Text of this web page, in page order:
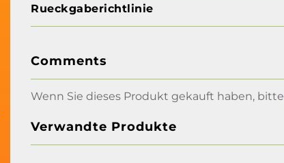
Rueckgaberichtlinie
Comments
Wenn Sie dieses Produkt gekauft haben, bitte
Verwandte Produkte